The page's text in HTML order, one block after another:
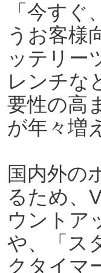
「今す
うお客様
ッテリー
レンチな
要性の高
が年々増
国内外の
るため、
ウントア
や、「ス
クタイマ